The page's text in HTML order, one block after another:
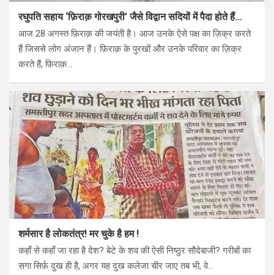
रघुपति सहाय ‘फ़िराक़ गोरखपुरी’ जैसे विद्वान सदियों में पैदा होते हैं…
आज 28 अगस्त फ़िराक़ की जयंती है। आज उनके ऐसे पक्ष का ज़िक्र करते
हैं जिससे लोग अंजान हैं। फ़िराक़ के पुरखों और उनके परिवार का ज़िक्र
करते हैं, फ़िराक़…
शर्मसार है लोकतंत्र! मर चुके है हम !
कहाँ से कहाँ जा रहा है देश? बेटे के शव की ऐसी निष्ठुर सौदेबाजी? गरीबों का
सगा सिर्फ़ दुख ही है, अगर यह दुख कलेजा चीर जाए तब भी, वे…